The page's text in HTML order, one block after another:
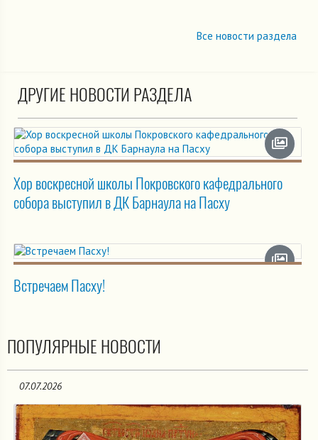
Все новости раздела
ДРУГИЕ НОВОСТИ РАЗДЕЛА
Хор воскресной школы Покровского кафедрального
собора выступил в ДК Барнаула на Пасху
Встречаем Пасху!
ПОПУЛЯРНЫЕ НОВОСТИ
07.07.2026